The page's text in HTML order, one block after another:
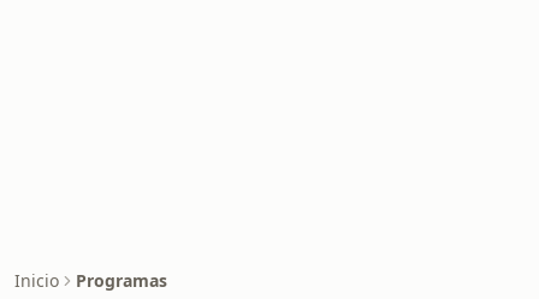
Inicio Programas